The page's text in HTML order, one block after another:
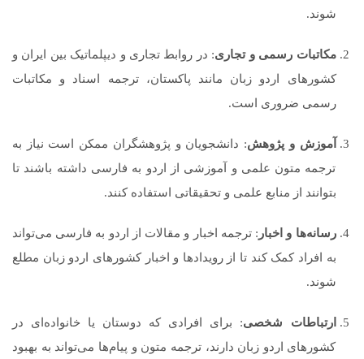
شوند.
مکاتبات رسمی و تجاری: در روابط تجاری و دیپلماتیک بین ایران و
کشورهای اردو زبان مانند پاکستان، ترجمه اسناد و مکاتبات
رسمی ضروری است.
آموزش و پژوهش: دانشجویان و پژوهشگران ممکن است نیاز به
ترجمه متون علمی و آموزشی از اردو به فارسی داشته باشند تا
بتوانند از منابع علمی و تحقیقاتی استفاده کنند.
رسانه‌ها و اخبار : ترجمه اخبار و مقالات از اردو به فارسی می‌تواند
به افراد کمک کند تا از رویدادها و اخبار کشورهای اردو زبان مطلع
شوند.
ارتباطات شخصی: برای افرادی که دوستان یا خانواده‌ای در
کشورهای اردو زبان دارند، ترجمه متون و پیام‌ها می‌تواند به بهبود